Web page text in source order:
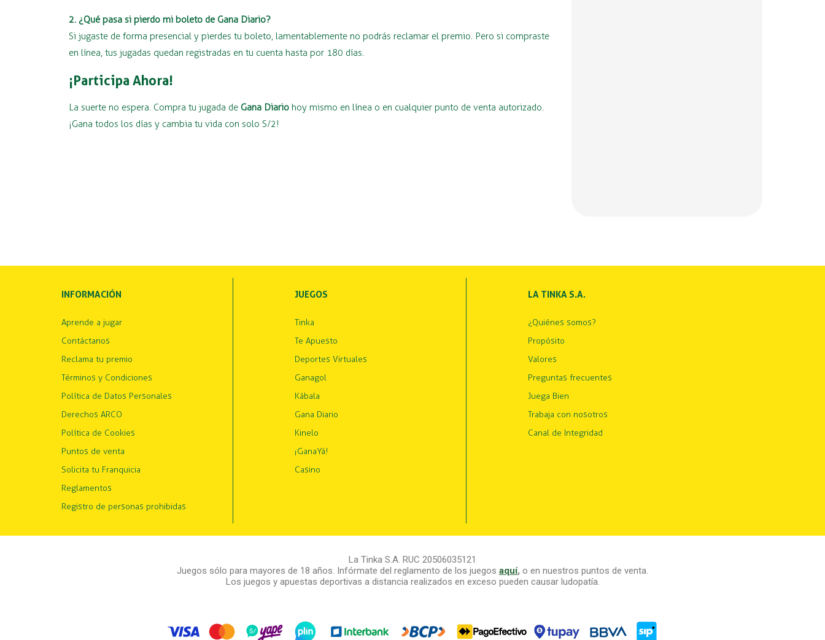
2. ¿Qué pasa si pierdo mi boleto de Gana Diario?
Si jugaste de forma presencial y pierdes tu boleto, lamentablemente no podrás reclamar el premio. Pero si compraste
en línea, tus jugadas quedan registradas en tu cuenta hasta por 180 días.
¡Participa Ahora!
La suerte no espera. Compra tu jugada de Gana Diario hoy mismo en línea o en cualquier punto de venta autorizado.
¡Gana todos los días y cambia tu vida con solo S/2!
INFORMACIÓN
Aprende a jugar
Contáctanos
Reclama tu premio
Términos y Condiciones
Política de Datos Personales
Derechos ARCO
Política de Cookies
Puntos de venta
Solicita tu Franquicia
Reglamentos
Registro de personas prohibidas
JUEGOS
Tinka
Te Apuesto
Deportes Virtuales
Ganagol
Kábala
Gana Diario
Kinelo
¡GanaYá!
Casino
LA TINKA S.A.
¿Quiénes somos?
Propósito
Valores
Preguntas frecuentes
Juega Bien
Trabaja con nosotros
Canal de Integridad
La Tinka S.A. RUC 20506035121
Juegos sólo para mayores de 18 años. Infórmate del reglamento de los juegos aquí, o en nuestros puntos de venta.
Los juegos y apuestas deportivas a distancia realizados en exceso pueden causar ludopatía.